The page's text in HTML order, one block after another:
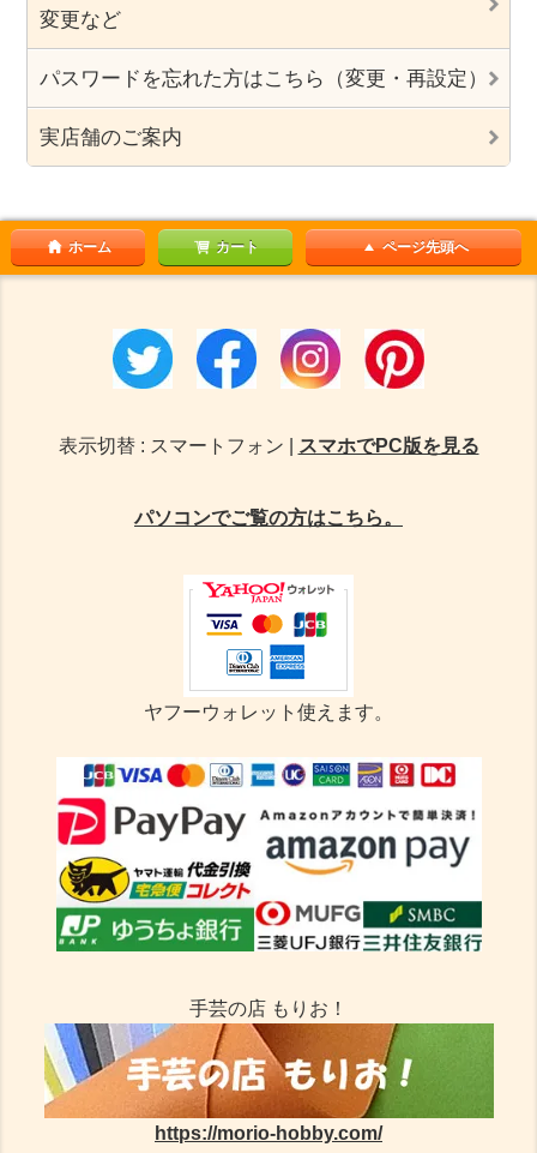
変更など
パスワードを忘れた方はこちら（変更・再設定）
実店舗のご案内
ホーム カート ページ先頭へ
表示切替 : スマートフォン | スマホでPC版を見る
パソコンでご覧の方はこちら。
ヤフーウォレット使えます。
手芸の店 もりお！
https://morio-hobby.com/